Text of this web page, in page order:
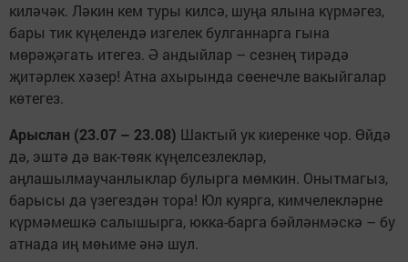
киләчәк. Ләкин кем туры килсә, шуңа ялына күрмәгез,
бары тик күңелендә изгелек булганнарга гына
мөрәҗәгать итегез. Ә андыйлар – сезнең тирәдә
җитәрлек хәзер! Атна ахырында сөенечле вакыйгалар
көтегез.
Арыслан (23.07 – 23.08) Шактый ук киеренке чор. Өйдә
дә, эштә дә вак-төяк күңелсезлекләр,
аңлашылмаучанлыклар булырга мөмкин. Онытмагыз,
барысы да үзегездән тора! Юл куярга, кимчелекләрне
күрмәмешкә салышырга, юкка-барга бәйләнмәскә – бу
атнада иң мөһиме әнә шул.